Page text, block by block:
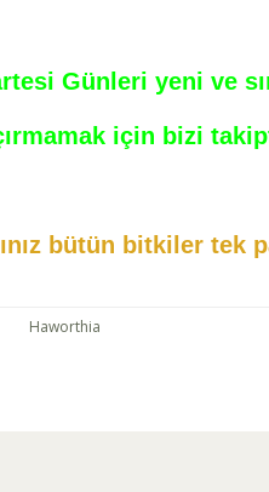
Günleri yeni ve
için bizi
bütün bitkiler
Haworthia